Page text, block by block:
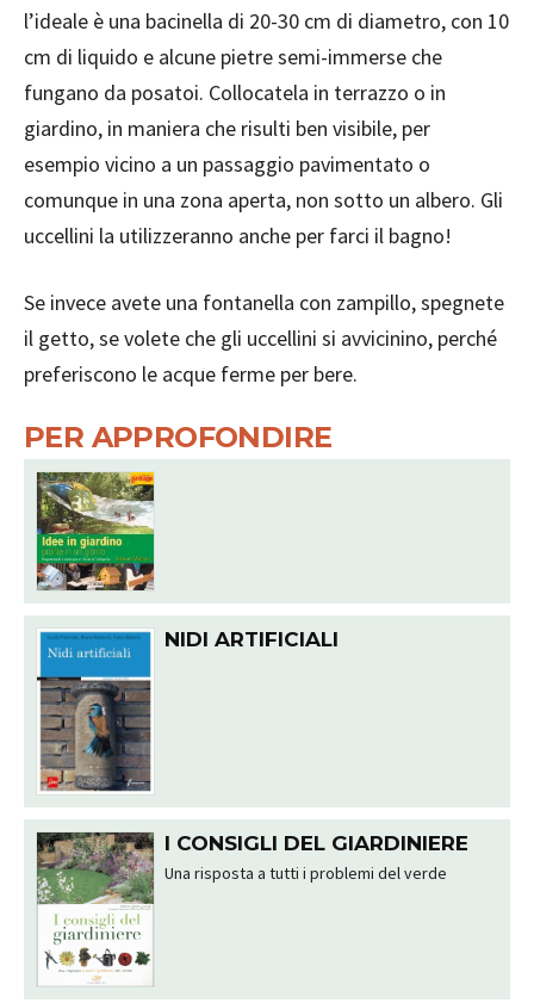
l’ideale è una bacinella di 20-30 cm di diametro, con 10
cm di liquido e alcune pietre semi-immerse che
fungano da posatoi. Collocatela in terrazzo o in
giardino, in maniera che risulti ben visibile, per
esempio vicino a un passaggio pavimentato o
comunque in una zona aperta, non sotto un albero. Gli
uccellini la utilizzeranno anche per farci il bagno!
Se invece avete una fontanella con zampillo, spegnete
il getto, se volete che gli uccellini si avvicinino, perché
preferiscono le acque ferme per bere.
PER APPROFONDIRE
NIDI ARTIFICIALI
I CONSIGLI DEL GIARDINIERE
Una risposta a tutti i problemi del verde